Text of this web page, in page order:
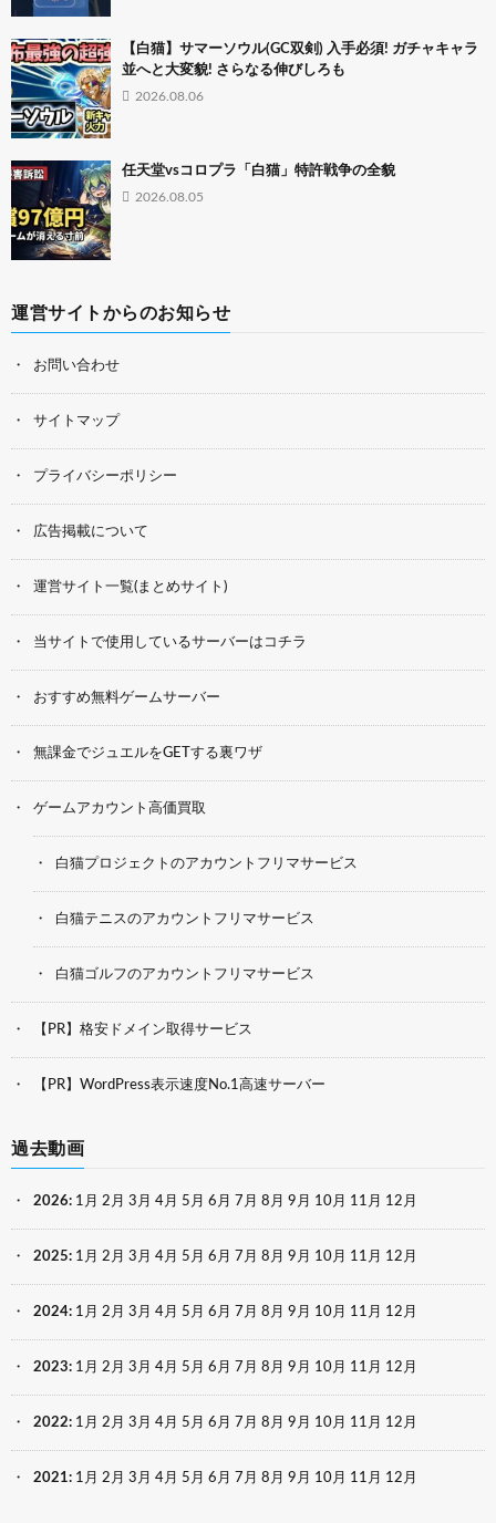
【白猫】サマーソウル(GC双剣) 入手必須! ガチャキャラ
並へと大変貌! さらなる伸びしろも
2026.08.06
任天堂vsコロプラ「白猫」特許戦争の全貌
2026.08.05
運営サイトからのお知らせ
お問い合わせ
サイトマップ
プライバシーポリシー
広告掲載について
運営サイト一覧(まとめサイト)
当サイトで使用しているサーバーはコチラ
おすすめ無料ゲームサーバー
無課金でジュエルをGETする裏ワザ
ゲームアカウント高価買取
白猫プロジェクトのアカウントフリマサービス
白猫テニスのアカウントフリマサービス
白猫ゴルフのアカウントフリマサービス
【PR】格安ドメイン取得サービス
【PR】WordPress表示速度No.1高速サーバー
過去動画
2026: 1月 2月 3月 4月 5月 6月 7月 8月 9月 10月 11月 12月
2025: 1月 2月 3月 4月 5月 6月 7月 8月 9月 10月 11月 12月
2024: 1月 2月 3月 4月 5月 6月 7月 8月 9月 10月 11月 12月
2023: 1月 2月 3月 4月 5月 6月 7月 8月 9月 10月 11月 12月
2022: 1月 2月 3月 4月 5月 6月 7月 8月 9月 10月 11月 12月
2021: 1月 2月 3月 4月 5月 6月 7月 8月 9月 10月 11月 12月